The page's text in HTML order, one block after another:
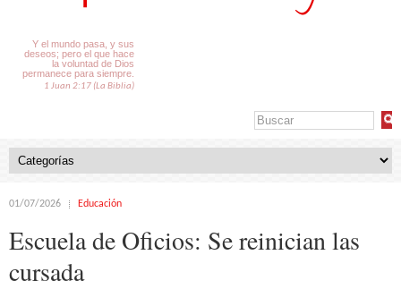
Y el mundo pasa, y sus
deseos; pero el que hace
la voluntad de Dios
permanece para siempre.
1 Juan 2:17 (La Biblia)
01/07/2026 Educación
Escuela de Oficios: Se reinician las
cursada